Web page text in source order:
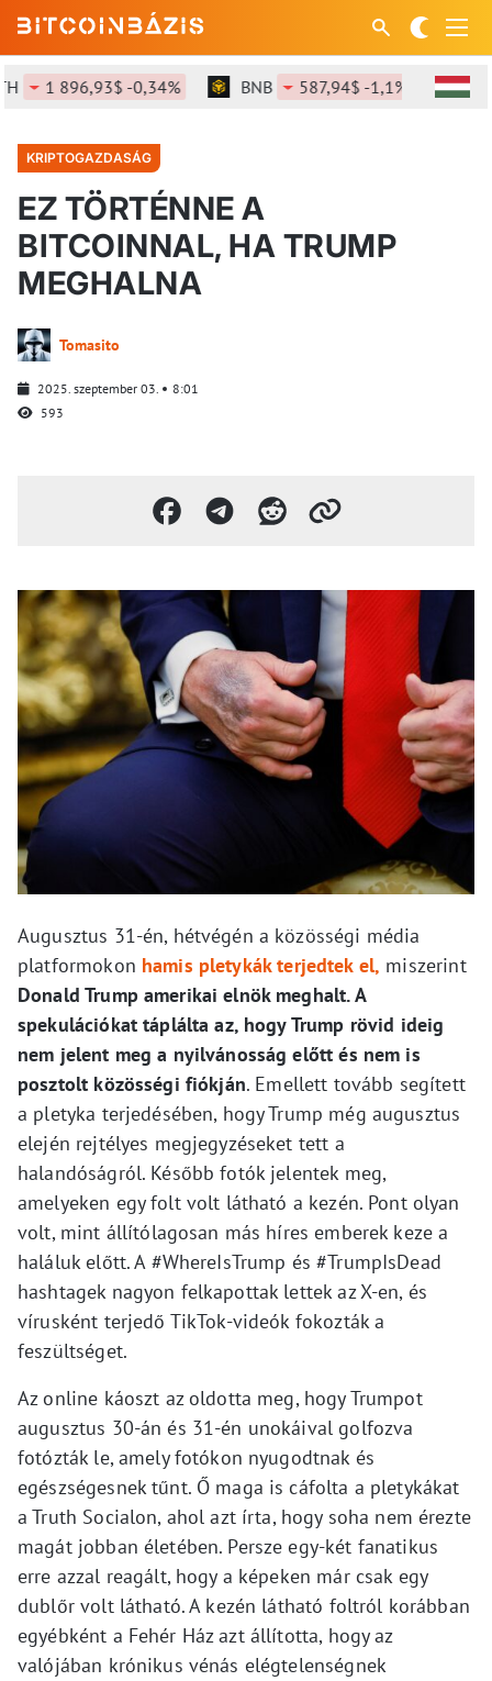
1 896,93$ -0,34% BNB 587,94$ -1,1% SOL
KRIPTOGAZDASÁG
EZ TÖRTÉNNE A
BITCOINNAL, HA TRUMP
MEGHALNA
Tomasito
2025. szeptember 03.
8:01
593
Augusztus 31-én, hétvégén a közösségi média
platformokon hamis pletykák terjedtek el, miszerint
Donald Trump amerikai elnök meghalt. A
spekulációkat táplálta az, hogy Trump rövid ideig
nem jelent meg a nyilvánosság előtt és nem is
posztolt közösségi fiókján. Emellett tovább segített
a pletyka terjedésében, hogy Trump még augusztus
elején rejtélyes megjegyzéseket tett a
halandóságról. Később fotók jelentek meg,
amelyeken egy folt volt látható a kezén. Pont olyan
volt, mint állítólagosan más híres emberek keze a
haláluk előtt. A #WhereIsTrump és #TrumpIsDead
hashtagek nagyon felkapottak lettek az X-en, és
vírusként terjedő TikTok-videók fokozták a
feszültséget.
Az online káoszt az oldotta meg, hogy Trumpot
augusztus 30-án és 31-én unokáival golfozva
fotózták le, amely fotókon nyugodtnak és
egészségesnek tűnt. Ő maga is cáfolta a pletykákat
a Truth Socialon, ahol azt írta, hogy soha nem érezte
magát jobban életében. Persze egy-két fanatikus
erre azzal reagált, hogy a képeken már csak egy
dublőr volt látható. A kezén látható foltról korábban
egyébként a Fehér Ház azt állította, hogy az
valójában krónikus vénás elégtelenségnek